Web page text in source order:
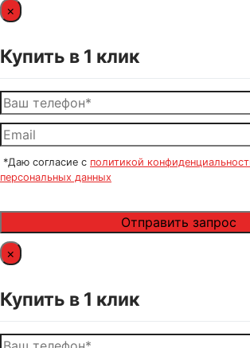
×
Купить в 1 клик
*Даю согласие с политикой
персональных данных
×
Купить в 1 клик